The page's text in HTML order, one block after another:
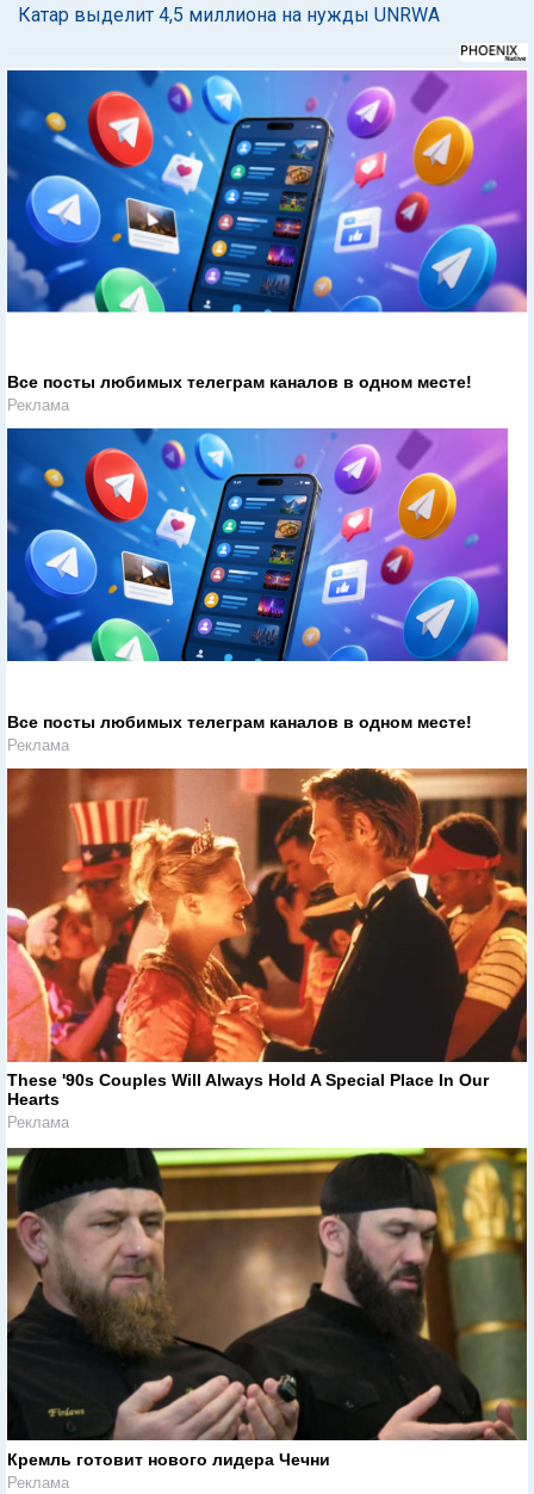
Катар выделит 4,5 миллиона на нужды UNRWA
Все посты любимых телеграм каналов в одном месте!
Реклама
Все посты любимых телеграм каналов в одном месте!
Реклама
These '90s Couples Will Always Hold A Special Place In Our
Hearts
Реклама
Кремль готовит нового лидера Чечни
Реклама